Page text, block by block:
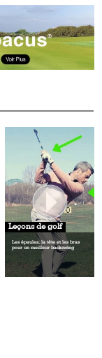
Leçons de golf
Les épaules, la tête et les bras
pour un meilleur backswing